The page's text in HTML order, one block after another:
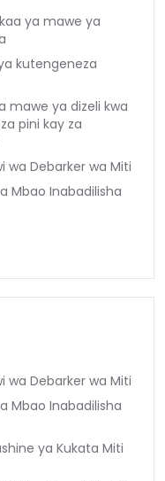
ya mawe ya
kutengeneza
mawe ya dizeli kwa
pini kay za
wa Debarker wa Miti
Mbao Inabadilisha
wa Debarker wa Miti
Mbao Inabadilisha
ya Kukata Miti